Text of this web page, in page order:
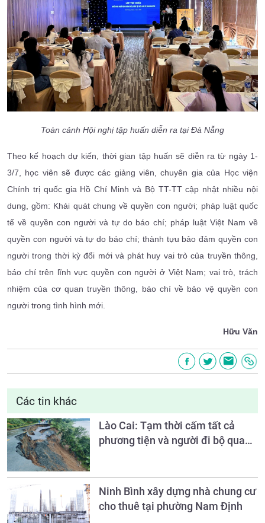
Toàn cảnh Hội nghị tập huấn diễn ra tại Đà Nẵng
Theo kế hoạch dự kiến, thời gian tập huấn sẽ diễn ra từ ngày 1-
3/7, học viên sẽ được các giảng viên, chuyên gia của Học viện
Chính trị quốc gia Hồ Chí Minh và Bộ TT-TT cập nhật nhiều nội
dung, gồm: Khái quát chung về quyền con người; pháp luật quốc
tế về quyền con người và tự do báo chí; pháp luật Việt Nam về
quyền con người và tự do báo chí; thành tựu bảo đảm quyền con
người trong thời kỳ đổi mới và phát huy vai trò của truyền thông,
báo chí trên lĩnh vực quyền con người ở Việt Nam; vai trò, trách
nhiệm của cơ quan truyền thông, báo chí về bảo vệ quyền con
người trong tình hình mới.
Hữu Văn
Các tin khác
Lào Cai: Tạm thời cấm tất cả
phương tiện và người đi bộ qua
Ninh Bình xây dựng nhà chung cư
cho thuê tại phường Nam Định